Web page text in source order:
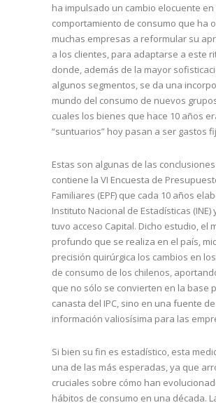
ha impulsado un cambio elocuente en
comportamiento de consumo que ha
muchas empresas a reformular su
a los clientes, para adaptarse a este
donde, además de la mayor
algunos segmentos, se da una
mundo del consumo de nuevos
cuales los bienes que hace 10 años
“suntuarios” hoy pasan a ser gastos
Estas son algunas de las
contiene la VI Encuesta de
Familiares (EPF) que cada 10 años
Instituto Nacional de Estadísticas (INE)
tuvo acceso Capital. Dicho estudio, el
profundo que se realiza en el país,
precisión quirúrgica los cambios en
de consumo de los chilenos,
que no sólo se convierten en la base
canasta del IPC, sino en una fuente de
información valiosísima para las
Si bien su fin es estadístico, esta
una de las más esperadas, ya que
cruciales sobre cómo han
hábitos de consumo en una década.